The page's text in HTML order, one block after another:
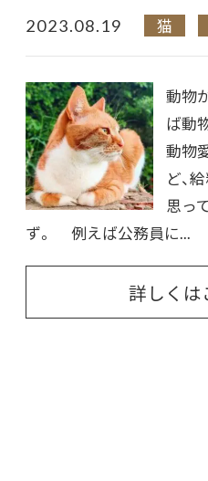
2023.08.19 猫
動物
ば動
動物
ど、
思っ
ず。 例えば公務員に...
詳しくは